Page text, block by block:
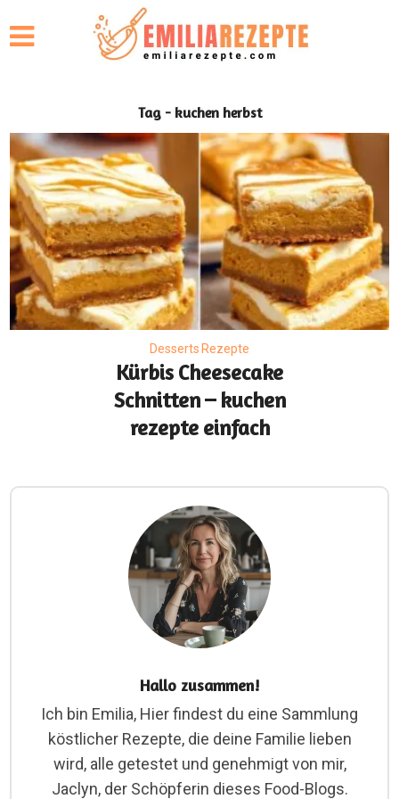
Tag - kuchen herbst
Desserts Rezepte
Kürbis Cheesecake
Schnitten – kuchen
rezepte einfach
Hallo zusammen!
Ich bin Emilia, Hier findest du eine Sammlung
köstlicher Rezepte, die deine Familie lieben
wird, alle getestet und genehmigt von mir,
Jaclyn, der Schöpferin dieses Food-Blogs.